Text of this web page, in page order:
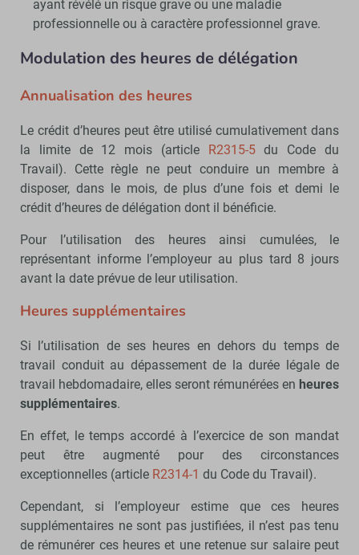
ayant révélé un risque grave ou une maladie
professionnelle ou à caractère professionnel grave.
Modulation des heures de délégation
Annualisation des heures
Le crédit d’heures peut être utilisé cumulativement dans
la limite de 12 mois (article R2315-5du Code du
Travail). Cette règle ne peut conduire un membre à
disposer, dans le mois, de plus d’une fois et demi le
crédit d’heures de délégation dont il bénéficie.
Pour l’utilisation des heures ainsi cumulées, le
représentant informe l’employeur au plus tard 8 jours
avant la date prévue de leur utilisation.
Heures supplémentaires
Si l’utilisation de ses heures en dehors du temps de
travail conduit au dépassement de la durée légale de
travail hebdomadaire, elles seront rémunérées en heures
supplémentaires.
En effet, le temps accordé à l’exercice de son mandat
peut être augmenté pour des circonstances
exceptionnelles (article R2314-1 du Code du Travail).
Cependant, si l’employeur estime que ces heures
supplémentaires ne sont pas justifiées, il n’est pas tenu
de rémunérer ces heures et une retenue sur salaire peut